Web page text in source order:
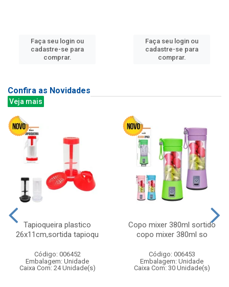
Faça seu login ou
cadastre-se para
comprar.
Faça seu login ou
cadastre-se para
comprar.
Confira as Novidades
Veja mais
Tapioqueira plastico
26x11cm,sortida tapioqu
Código: 006452
Embalagem: Unidade
Caixa Com: 24 Unidade(s)
Copo mixer 380ml sortido
copo mixer 380ml so
Código: 006453
Embalagem: Unidade
Caixa Com: 30 Unidade(s)